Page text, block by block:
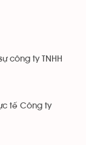
công ty TNHH
tế Công ty